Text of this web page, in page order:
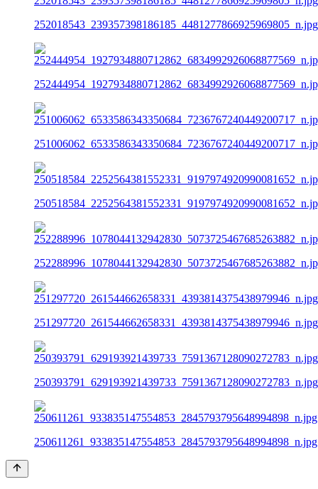
252018543_239357398186185_4481277866925969805_n.jpg
251297720_261544662658331_4393814375438979946_n.jpg
250393791_629193921439733_7591367128090272783_n.jpg
250611261_933835147554853_2845793795648994898_n.jpg